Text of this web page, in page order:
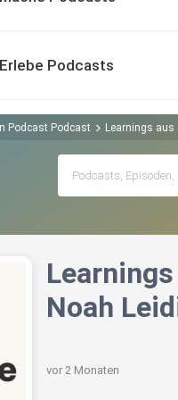
Erlebe Podcasts
Podcast Podcast Learnings aus
Noah
vor 2 Monaten